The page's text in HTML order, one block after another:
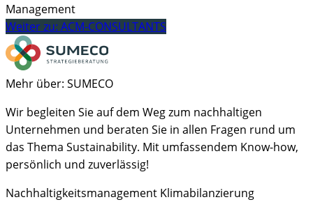
Management
Weiter zu: ACM-CONSULTANTS
Mehr über: SUMECO
Wir begleiten Sie auf dem Weg zum nachhaltigen
Unternehmen und beraten Sie in allen Fragen rund um
das Thema Sustainability. Mit umfassendem Know-how,
persönlich und zuverlässig!
Nachhaltigkeitsmanagement Klimabilanzierung